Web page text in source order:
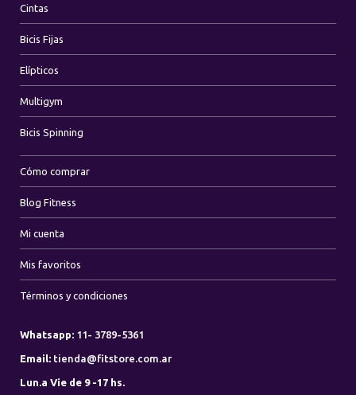
Cintas
Bicis Fijas
Elípticos
Multigym
Bicis Spinning
Cómo comprar
Blog Fitness
Mi cuenta
Mis favoritos
Términos y condiciones
Whatsapp: 11- 3789-5361
Email: tienda@fitstore.com.ar
Lun.a Vie de 9 -17 hs.